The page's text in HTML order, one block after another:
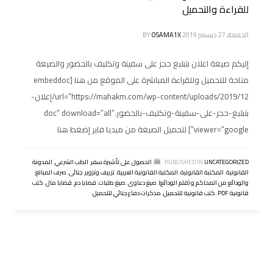
للقراءة والتحميل
الجمعة, 27 ديسمبر 2019 BYOSAMA1X
إليكم صيغة اعلان بتبليغ حجز على سفينة وتكليف بالحضور والصيغة
متاحة للتحميل وللقراءة المباشرة على الموقع من هنا [embeddoc
url=”https://mahakm.com/wp-content/uploads/2019/12/إعلان-
بتبليغ-حجز-على-سفينة-وتكليف-بالحضور.doc” download=”all”
viewer=”google”] لتحميل الصيغة من ميديا فاير إضغط هنا
PUBLISHED IN UNCATEGORIZED
,الحصول على تأشيرة سفر,الطب الشرعي,المدونة
القانونية,المكتبة القانونية,المكتبة القانونية العربية,تزييف وتزوير,جنائى,صرف المبالغ
والودائع من المحاكم و (قلم الودائع),صيغ دعاوى,صيغ طلبات,قضايا دم,قضايا مال,كتب
قانونية PDF
,كتب قانونية للتحميل,مذكرات دفاع جنائي للتحميل